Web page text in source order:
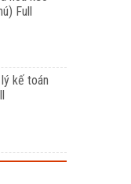
Full
kế toán